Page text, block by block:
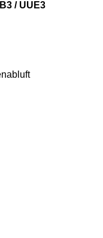
/ UUE3